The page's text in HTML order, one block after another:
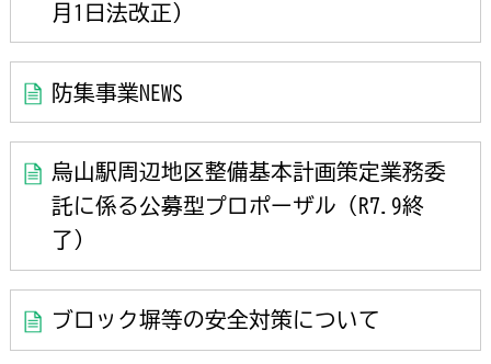
月1日法改正）
防集事業NEWS
烏山駅周辺地区整備基本計画策定業務委
託に係る公募型プロポーザル（R7.9終
了）
ブロック塀等の安全対策について